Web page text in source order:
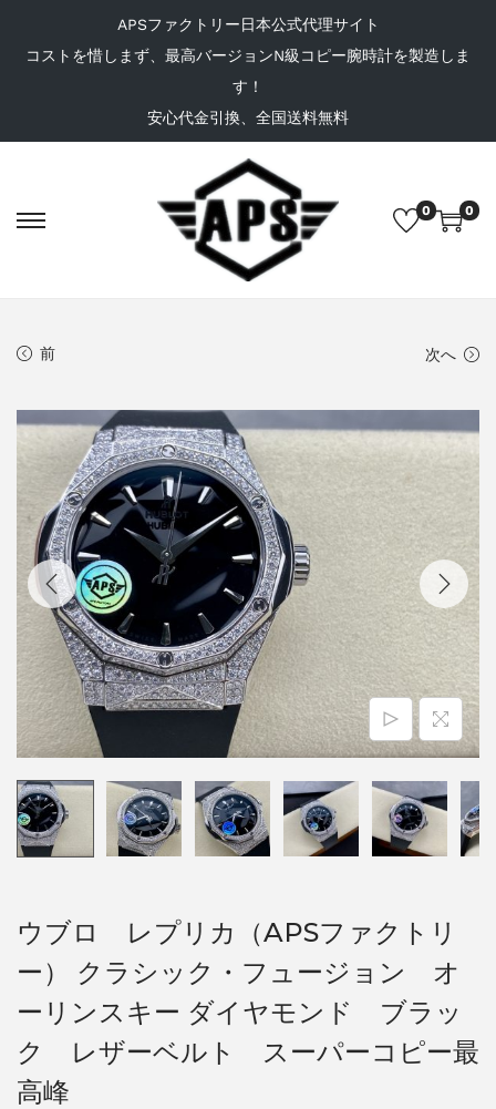
APSファクトリー日本公式代理サイト
コストを惜しまず、最高バージョンN級コピー腕時計を製造しま
す！
安心代金引換、全国送料無料
0 0
前 次へ
ウブロ レプリカ（APSファクトリ
ー） クラシック・フュージョン オ
ーリンスキー ダイヤモンド ブラッ
ク レザーベルト スーパーコピー最
高峰